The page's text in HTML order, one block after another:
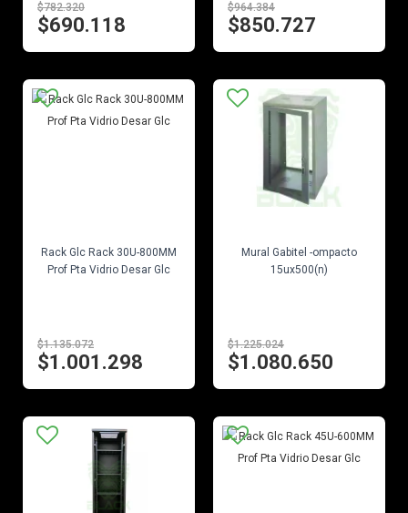
$782.320
$690.118
$964.384
$850.727
Rack Glc Rack 30U-800MM
Prof Pta Vidrio Desar Glc
$1.135.072
$1.001.298
Mural Gabitel -ompacto
15ux500(n)
$1.225.024
$1.080.650